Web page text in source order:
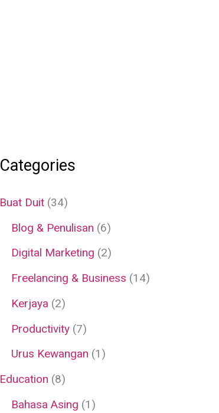
Categories
Buat Duit (34)
Blog & Penulisan (6)
Digital Marketing (2)
Freelancing & Business (14)
Kerjaya (2)
Productivity (7)
Urus Kewangan (1)
Education (8)
Bahasa Asing (1)